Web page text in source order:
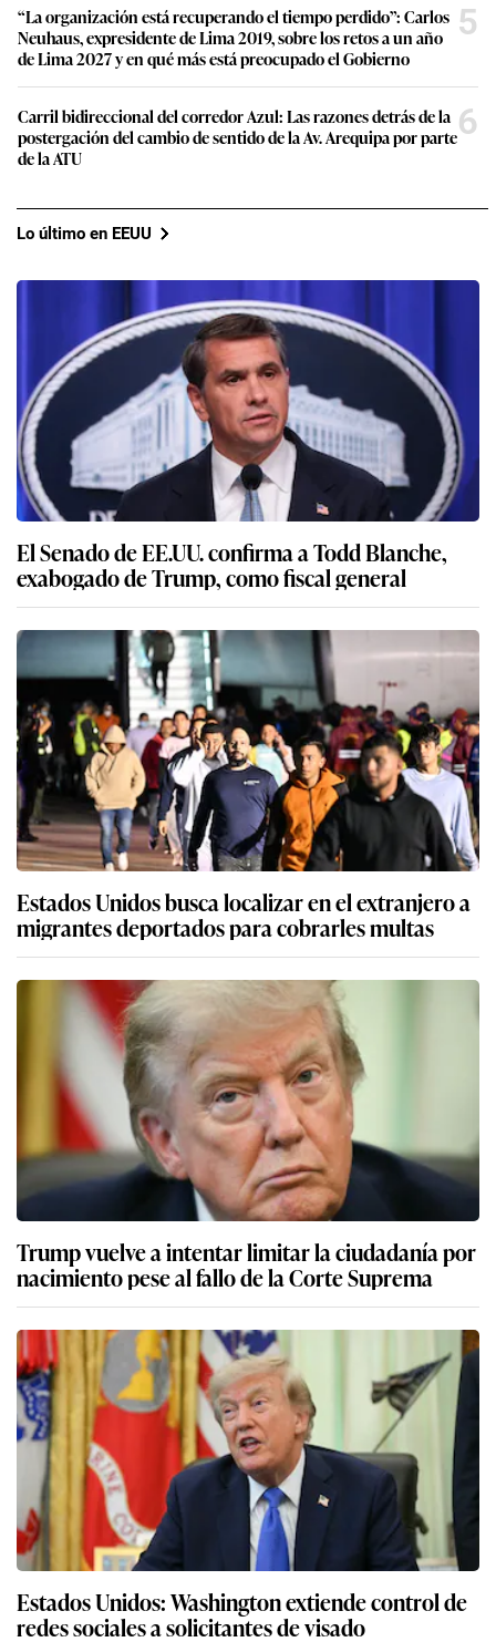
“La organización está recuperando el tiempo perdido”: Carlos
Neuhaus, expresidente de Lima 2019, sobre los retos a un año
de Lima 2027 y en qué más está preocupado el Gobierno
5
Carril bidireccional del corredor Azul: Las razones detrás de la
postergación del cambio de sentido de la Av. Arequipa por parte
de la ATU
6
Lo último en EEUU
El Senado de EE.UU. confirma a Todd Blanche,
exabogado de Trump, como fiscal general
Estados Unidos busca localizar en el extranjero a
migrantes deportados para cobrarles multas
Trump vuelve a intentar limitar la ciudadanía por
nacimiento pese al fallo de la Corte Suprema
Estados Unidos: Washington extiende control de
redes sociales a solicitantes de visado